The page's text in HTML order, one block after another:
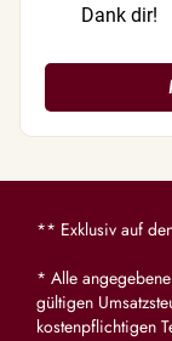
Dank dir!
** Exklusiv auf
* Alle
gültigen
kostenpflichtigen